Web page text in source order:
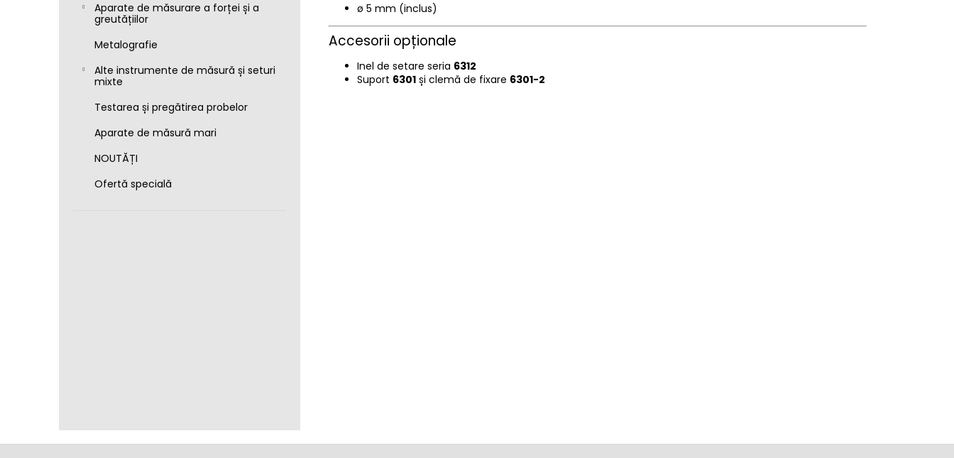
Aparate de măsurare a forței și a
greutățiilor
Metalografie
Alte instrumente de măsură și seturi
mixte
Testarea și pregătirea probelor
Aparate de măsură mari
NOUTĂȚI
Ofertă specială
ø 5 mm (inclus)
Accesorii opționale
Inel de setare seria 6312
Suport 6301 și clemă de fixare 6301-2